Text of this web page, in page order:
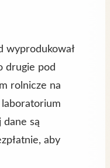
wyprodukował
drugie pod
rolnicze na
laboratorium
dane są
aby